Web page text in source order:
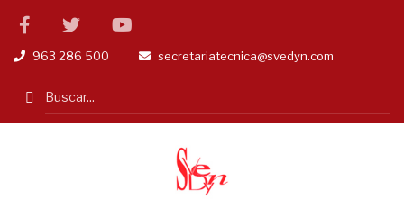
Pasar
contenido
facebooktwitter
tel963 286 500 email
secretariatecnica@svedyn.com
Search